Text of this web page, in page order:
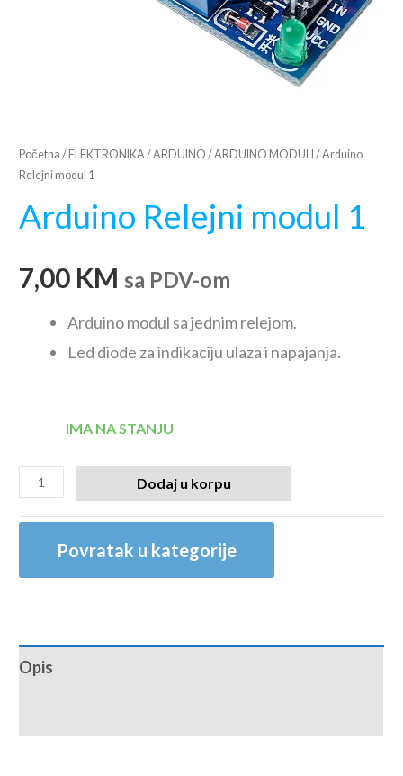
Početna /ELEKTRONIKA /ARDUINO /ARDUINO MODULI / Arduino
Relejni modul 1
Arduino Relejni modul 1
7,00 KM sa PDV-om
Arduino modul sa jednim relejom.
Led diode za indikaciju ulaza i napajanja.
IMA NA STANJU
Dodaj u korpu
Povratak u kategorije
Opis